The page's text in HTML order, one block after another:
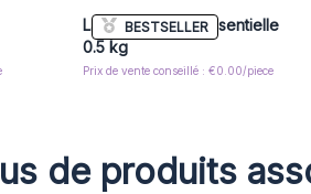
BESTSELLER
Lavande - Huile Essentielle
0.5 kg
Prix de vente conseillé : €0.00/piece
de produits